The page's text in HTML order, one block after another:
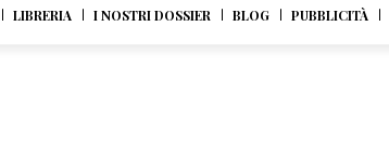
LIBRERIA I NOSTRI DOSSIER BLOG PUBBLICITÀ